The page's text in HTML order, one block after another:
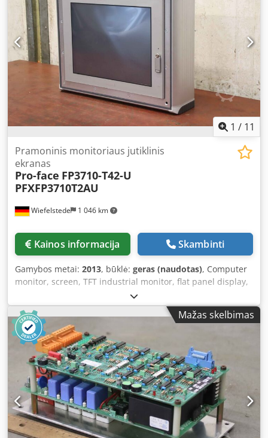
1 / 11
Wiefelstede 1 046 km
Pramoninis monitoriaus jutiklinis
ekranas
Pro-face FP3710-T42-U
PFXFP3710T2AU
Kainos informacija Skambinti
Gamybos metai: 2013, būklė: geras (naudotas), Computer
monitor, screen, TFT industrial monitor, flat panel display,
industrial touchscreen monitor -Manufacturer: Pro-face,
industrial flat panel touchscreen monitor -Type: FP3710-
T42-U Credpfjuh H Efjx Akwef .: PFXFP3710T2AU -Model:
3580406-01 -Dimensions: 475/120/390 mm -Weight: 10.4 kg
Mažas skelbimas